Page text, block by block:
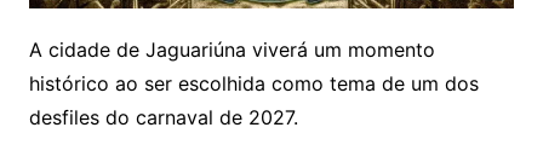
A cidade de Jaguariúna viverá um momento
histórico ao ser escolhida como tema de um dos
desfiles do carnaval de 2027.